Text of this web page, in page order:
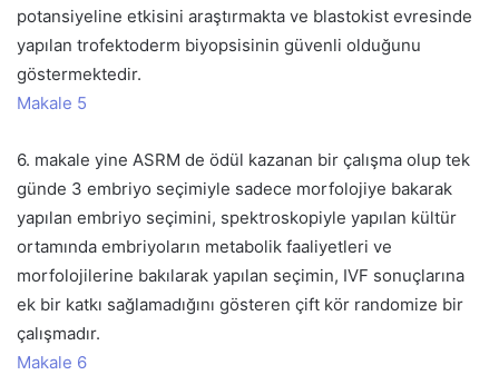
potansiyeline etkisini araştırmakta ve blastokist evresinde
yapılan trofektoderm biyopsisinin güvenli olduğunu
göstermektedir.
Makale 5
6. makale yine ASRM de ödül kazanan bir çalışma olup tek
günde 3 embriyo seçimiyle sadece morfolojiye bakarak
yapılan embriyo seçimini, spektroskopiyle yapılan kültür
ortamında embriyoların metabolik faaliyetleri ve
morfolojilerine bakılarak yapılan seçimin, IVF sonuçlarına
ek bir katkı sağlamadığını gösteren çift kör randomize bir
çalışmadır.
Makale 6